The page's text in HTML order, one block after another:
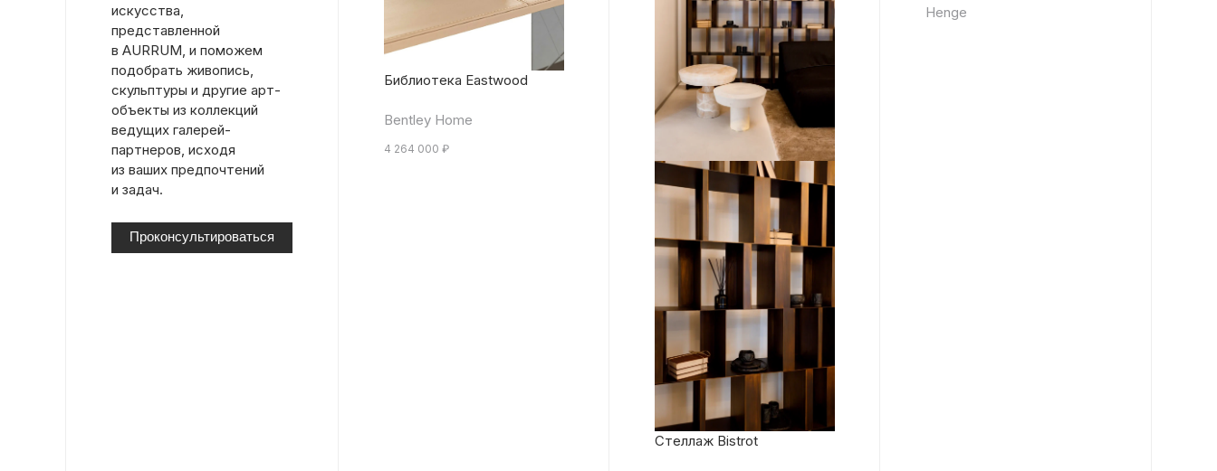
искусства,
представленной
в AURRUM, и поможем
подобрать живопись,
скульптуры и другие арт-
объекты из коллекций
ведущих галерей-
партнеров, исходя
из ваших предпочтений
и задач.
Проконсультироваться
Библиотека Eastwood
Bentley Home
4 264 000 ₽
Стеллаж Bistrot
Henge